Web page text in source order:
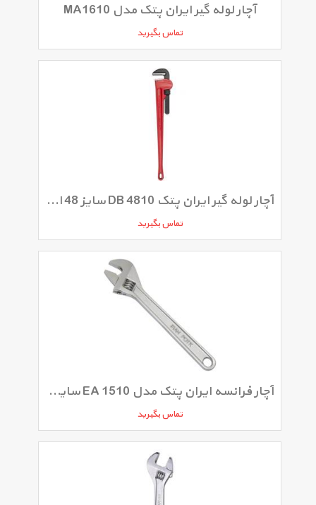
آچار لوله گیر ایران پتک مدل MA1610
تماس بگیرید
آچار لوله گیر ایران پتک DB 4810 سایز 48 اینچ
تماس بگیرید
آچار فرانسه ایران پتک مدل EA 1510 سایز 15 اینچ
تماس بگیرید